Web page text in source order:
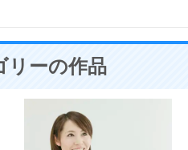
リーの作品